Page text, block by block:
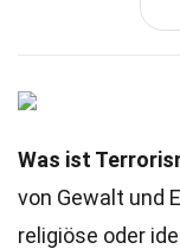
Was ist
von Gewalt und
religiöse oder